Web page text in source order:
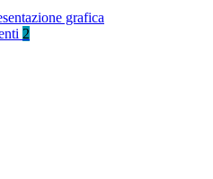
grafica
2